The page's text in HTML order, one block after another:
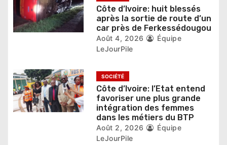
a
i
c
l
Côte d’Ivoire: huit blessés
après la sortie de route d’un
car près de Ferkessédougou
Août 4, 2026
Équipe
LeJourPile
SOCIÉTÉ
Côte d’Ivoire: l’Etat entend
favoriser une plus grande
intégration des femmes
dans les métiers du BTP
Août 2, 2026
Équipe
LeJourPile